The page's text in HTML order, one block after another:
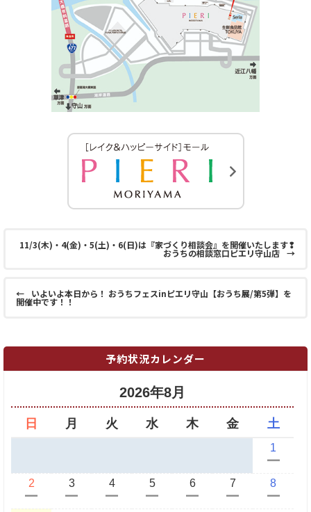
11/3(木)・4(金)・5(土)・6(日)は『家づくり相談会』を開催いたします❢
おうちの相談窓口ピエリ守山店 →
← いよいよ本日から！ おうちフェスinピエリ守山【おうち展/第5弾】を
開催中です！！
予約状況カレンダー
2026年8月
日 月 火 水 木 金 土
1
ー
2
ー
3
ー
4
ー
5
ー
6
ー
7
ー
8
ー